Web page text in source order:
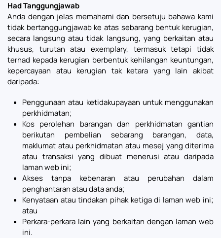
Had Tanggungjawab
Anda dengan jelas memahami dan bersetuju bahawa kami
tidak bertanggungjawab ke atas sebarang bentuk kerugian,
secara langsung atau tidak langsung, yang berkaitan atau
khusus, turutan atau exemplary, termasuk tetapi tidak
terhad kepada kerugian berbentuk kehilangan keuntungan,
kepercayaan atau kerugian tak ketara yang lain akibat
daripada:
Penggunaan atau ketidakupayaan untuk menggunakan
perkhidmatan;
Kos perolehan barangan dan perkhidmatan gantian
berikutan pembelian sebarang barangan, data,
maklumat atau perkhidmatan atau mesej yang diterima
atau transaksi yang dibuat menerusi atau daripada
laman web ini;
Akses tanpa kebenaran atau perubahan dalam
penghantaran atau data anda;
Kenyataan atau tindakan pihak ketiga di laman web ini;
atau
Perkara-perkara lain yang berkaitan dengan laman web
ini.